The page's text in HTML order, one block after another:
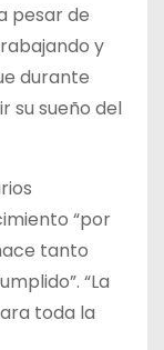
pesar de
y
durante
su sueño del
“por
tanto
“La
toda la